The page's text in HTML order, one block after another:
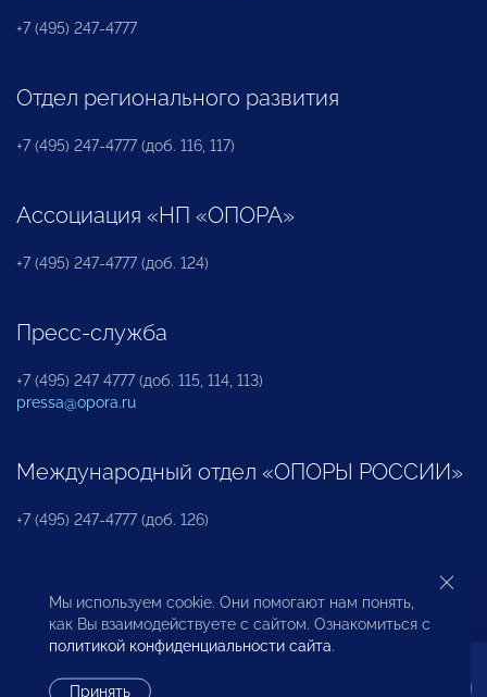
+7 (495) 247-4777
Отдел регионального развития
+7 (495) 247-4777 (доб. 116, 117)
Ассоциация «НП «ОПОРА»
+7 (495) 247-4777 (доб. 124)
Пресс-служба
+7 (495) 247 4777 (доб. 115, 114, 113)
pressa@opora.ru
Международный отдел «ОПОРЫ РОССИИ»
+7 (495) 247-4777 (доб. 126)
Бюро по защите прав предпринимателей и
инвесторов
Мы используем cookie. Они помогают нам понять,
как Вы взаимодействуете с сайтом. Ознакомиться с
политикой конфиденциальности сайта.
Принять